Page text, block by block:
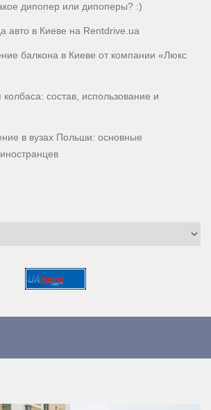
дипопер или дипоперы? :)
авто в Киеве на Rentdrive.ua
балкона в Киеве от компании «Люкс
колбаса: состав, использование и
в вузах Польши: основные